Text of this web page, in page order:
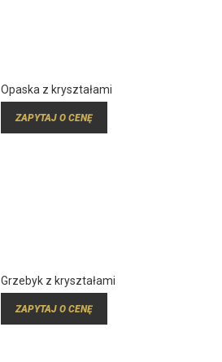
Opaska z kryształami
ZAPYTAJ O CENĘ
Grzebyk z kryształami
ZAPYTAJ O CENĘ